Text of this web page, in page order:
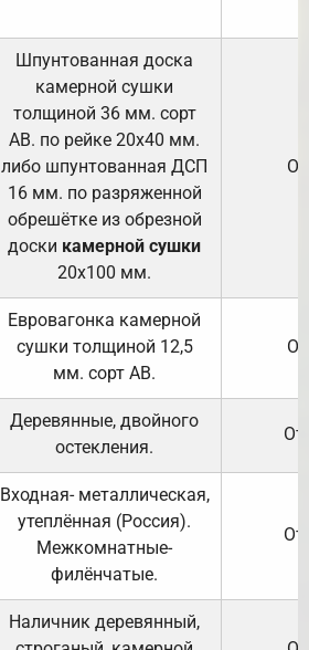
Шпунтованная доска
камерной сушки
толщиной 36 мм. сорт
АВ. по рейке 20х40 мм.
либо шпунтованная ДСП
16 мм. по разряженной
обрешётке из обрезной
доски камерной сушки
20х100 мм.
Евровагонка камерной
сушки толщиной 12,5
мм. сорт АВ.
Деревянные, двойного
остекления.
Входная- металлическая,
утеплённая (Россия).
Межкомнатные-
филёнчатые.
Наличник деревянный,